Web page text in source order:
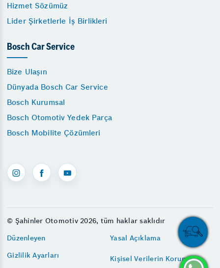
Hizmet Sözümüz
Lider Şirketlerle İş Birlikleri
Bosch Car Service
Bize Ulaşın
Dünyada Bosch Car Service
Bosch Kurumsal
Bosch Otomotiv Yedek Parça
Bosch Mobilite Çözümleri
© Şahinler Otomotiv 2026, tüm haklar saklıdır
Düzenleyen
Yasal Açıklama
Gizlilik Ayarları
Kişisel Verilerin Korunması